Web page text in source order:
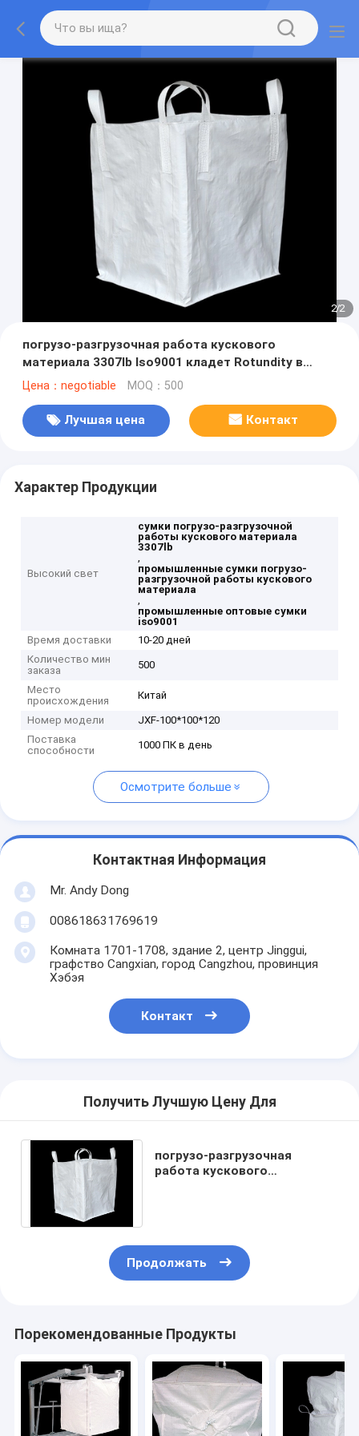
2/2
погрузо-разгрузочная работа кускового
материала 3307lb Iso9001 кладет Rotundity в
мешки
Цена：negotiable MOQ：500
Лучшая цена Контакт
Характер Продукции
Высокий свет
сумки погрузо-разгрузочной
работы кускового материала
3307lb
,
промышленные сумки погрузо-
разгрузочной работы кускового
материала
,
промышленные оптовые сумки
iso9001
Время доставки
10-20 дней
Количество мин
заказа
500
Место
происхождения
Китай
Номер модели
JXF-100*100*120
Поставка
способности
1000 ПК в день
Осмотрите больше
Контактная Информация
Mr. Andy Dong
008618631769619
Комната 1701-1708, здание 2, центр Jinggui,
графство Cangxian, город Cangzhou, провинция
Хэбэя
Контакт
Получить Лучшую Цену Для
погрузо-разгрузочная
работа кускового
Продолжать
Порекомендованные Продукты